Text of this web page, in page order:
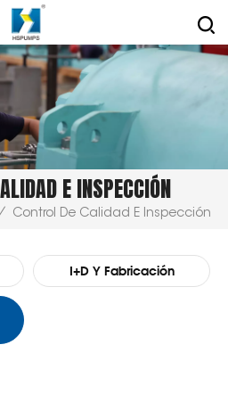
E INSPECCIÓN
Control De Calidad E Inspección
I+D Y Fabricación